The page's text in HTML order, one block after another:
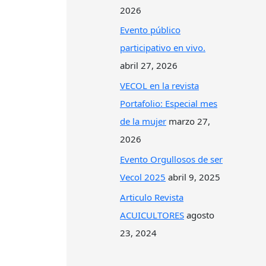
2026
Evento público
participativo en vivo.
abril 27, 2026
VECOL en la revista
Portafolio: Especial mes
de la mujer marzo 27,
2026
Evento Orgullosos de ser
Vecol 2025 abril 9, 2025
Articulo Revista
ACUICULTORES agosto
23, 2024